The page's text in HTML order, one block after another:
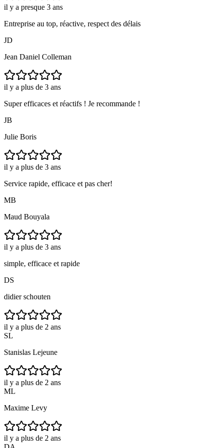
il y a presque 3 ans
Entreprise au top, réactive, respect des délais
JD
Jean Daniel Colleman
il y a plus de 3 ans
Super efficaces et réactifs ! Je recommande !
JB
Julie Boris
il y a plus de 3 ans
Service rapide, efficace et pas cher!
MB
Maud Bouyala
il y a plus de 3 ans
simple, efficace et rapide
DS
didier schouten
il y a plus de 2 ans
SL
Stanislas Lejeune
il y a plus de 2 ans
ML
Maxime Levy
il y a plus de 2 ans